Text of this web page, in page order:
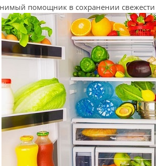
помощник в сохранении свежести